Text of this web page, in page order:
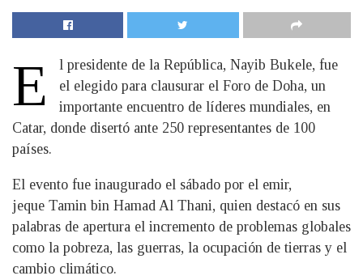
E
l presidente de la República, Nayib Bukele, fue
el elegido para clausurar el Foro de Doha, un
importante encuentro de líderes mundiales, en
Catar, donde disertó ante 250 representantes de 100
países.
El evento fue inaugurado el sábado por el emir,
jeque Tamin bin Hamad Al Thani, quien destacó en sus
palabras de apertura el incremento de problemas globales
como la pobreza, las guerras, la ocupación de tierras y el
cambio climático.